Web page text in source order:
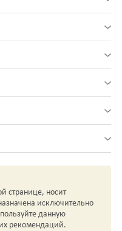
странице, носит
исключительно
данную
рекомендаций.